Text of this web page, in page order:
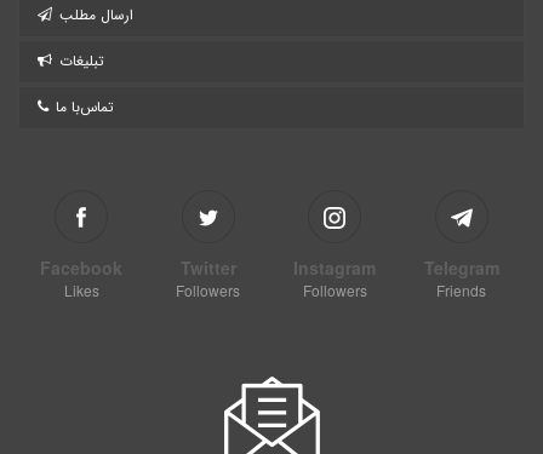
ارسال مطلب
تبلیغات
تماس‌با ما
Facebook
Likes
Twitter
Followers
Instagram
Followers
Telegram
Friends